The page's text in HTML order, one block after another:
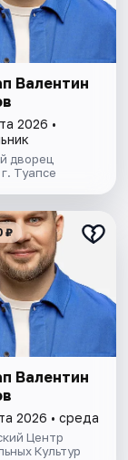
Валентин
2026 •
дворец
Туапсе
₽
Валентин
2026 • среда
Центр
Культур